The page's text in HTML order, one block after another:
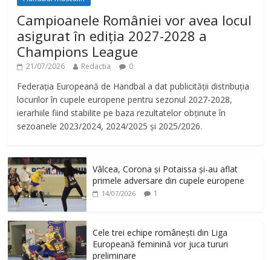
Campioanele României vor avea locul
asigurat în ediția 2027-2028 a
Champions League
21/07/2026 Redactia 0
Federația Europeană de Handbal a dat publicității distribuția
locurilor în cupele europene pentru sezonul 2027-2028,
ierarhiile fiind stabilite pe baza rezultatelor obținute în
sezoanele 2023/2024, 2024/2025 și 2025/2026.
Vâlcea, Corona și Potaissa și-au aflat
primele adversare din cupele europene
14/07/2026 1
Cele trei echipe românești din Liga
Europeană feminină vor juca tururi
preliminare